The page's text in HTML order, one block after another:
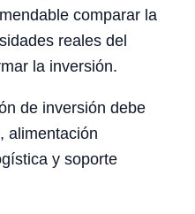
comparar la
reales del
la inversión.
de inversión debe
alimentación
y soporte